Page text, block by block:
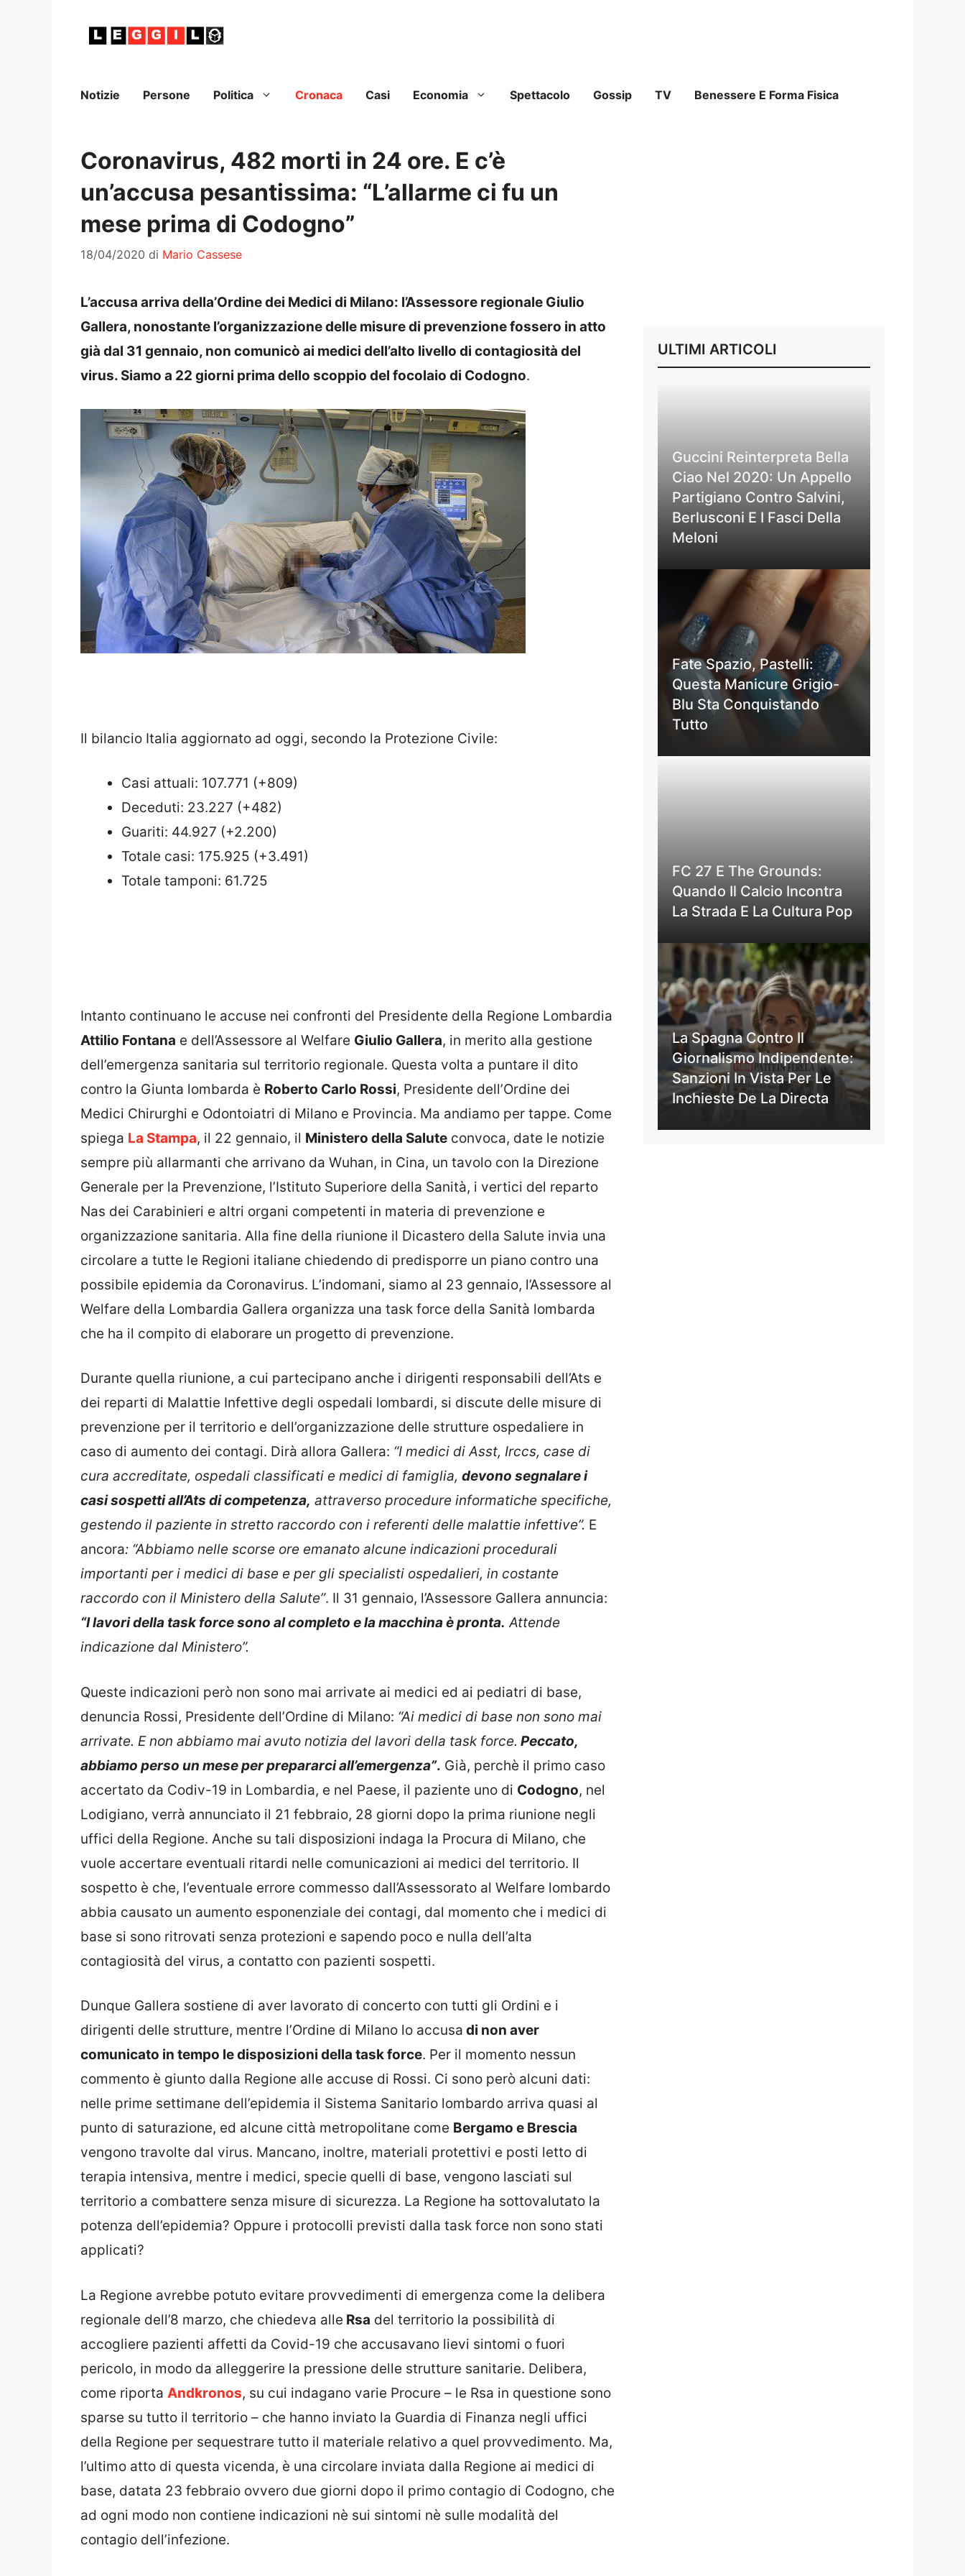
Notizie Persone Politica Cronaca Casi Economia Spettacolo Gossip TV Benessere E Forma Fisica
Coronavirus, 482 morti in 24 ore. E c’è
un’accusa pesantissima: “L’allarme ci fu un
mese prima di Codogno”
18/04/2020 di Mario Cassese
L’accusa arriva della’Ordine dei Medici di Milano: l’Assessore regionale Giulio
Gallera, nonostante l’organizzazione delle misure di prevenzione fossero in atto
già dal 31 gennaio, non comunicò ai medici dell’alto livello di contagiosità del
virus. Siamo a 22 giorni prima dello scoppio del focolaio di Codogno.
Il bilancio Italia aggiornato ad oggi, secondo la Protezione Civile:
Casi attuali: 107.771 (+809)
Deceduti: 23.227 (+482)
Guariti: 44.927 (+2.200)
Totale casi: 175.925 (+3.491)
Totale tamponi: 61.725
Intanto continuano le accuse nei confronti del Presidente della Regione Lombardia
Attilio Fontana e dell’Assessore al Welfare Giulio Gallera, in merito alla gestione
dell’emergenza sanitaria sul territorio regionale. Questa volta a puntare il dito
contro la Giunta lombarda è Roberto Carlo Rossi, Presidente dell’Ordine dei
Medici Chirurghi e Odontoiatri di Milano e Provincia. Ma andiamo per tappe. Come
spiega La Stampa, il 22 gennaio, il Ministero della Salute convoca, date le notizie
sempre più allarmanti che arrivano da Wuhan, in Cina, un tavolo con la Direzione
Generale per la Prevenzione, l’Istituto Superiore della Sanità, i vertici del reparto
Nas dei Carabinieri e altri organi competenti in materia di prevenzione e
organizzazione sanitaria. Alla fine della riunione il Dicastero della Salute invia una
circolare a tutte le Regioni italiane chiedendo di predisporre un piano contro una
possibile epidemia da Coronavirus. L’indomani, siamo al 23 gennaio, l’Assessore al
Welfare della Lombardia Gallera organizza una task force della Sanità lombarda
che ha il compito di elaborare un progetto di prevenzione.
Durante quella riunione, a cui partecipano anche i dirigenti responsabili dell’Ats e
dei reparti di Malattie Infettive degli ospedali lombardi, si discute delle misure di
prevenzione per il territorio e dell’organizzazione delle strutture ospedaliere in
caso di aumento dei contagi. Dirà allora Gallera: “I medici di Asst, Irccs, case di
cura accreditate, ospedali classificati e medici di famiglia, devono segnalare i
casi sospetti all’Ats di competenza, attraverso procedure informatiche specifiche,
gestendo il paziente in stretto raccordo con i referenti delle malattie infettive”. E
ancora: “Abbiamo nelle scorse ore emanato alcune indicazioni procedurali
importanti per i medici di base e per gli specialisti ospedalieri, in costante
raccordo con il Ministero della Salute”. Il 31 gennaio, l’Assessore Gallera annuncia:
“I lavori della task force sono al completo e la macchina è pronta. Attende
indicazione dal Ministero”.
Queste indicazioni però non sono mai arrivate ai medici ed ai pediatri di base,
denuncia Rossi, Presidente dell’Ordine di Milano: “Ai medici di base non sono mai
arrivate. E non abbiamo mai avuto notizia del lavori della task force. Peccato,
abbiamo perso un mese per prepararci all’emergenza”. Già, perchè il primo caso
accertato da Codiv-19 in Lombardia, e nel Paese, il paziente uno di Codogno, nel
Lodigiano, verrà annunciato il 21 febbraio, 28 giorni dopo la prima riunione negli
uffici della Regione. Anche su tali disposizioni indaga la Procura di Milano, che
vuole accertare eventuali ritardi nelle comunicazioni ai medici del territorio. Il
sospetto è che, l’eventuale errore commesso dall’Assessorato al Welfare lombardo
abbia causato un aumento esponenziale dei contagi, dal momento che i medici di
base si sono ritrovati senza protezioni e sapendo poco e nulla dell’alta
contagiosità del virus, a contatto con pazienti sospetti.
Dunque Gallera sostiene di aver lavorato di concerto con tutti gli Ordini e i
dirigenti delle strutture, mentre l’Ordine di Milano lo accusa di non aver
comunicato in tempo le disposizioni della task force. Per il momento nessun
commento è giunto dalla Regione alle accuse di Rossi. Ci sono però alcuni dati:
nelle prime settimane dell’epidemia il Sistema Sanitario lombardo arriva quasi al
punto di saturazione, ed alcune città metropolitane come Bergamo e Brescia
vengono travolte dal virus. Mancano, inoltre, materiali protettivi e posti letto di
terapia intensiva, mentre i medici, specie quelli di base, vengono lasciati sul
territorio a combattere senza misure di sicurezza. La Regione ha sottovalutato la
potenza dell’epidemia? Oppure i protocolli previsti dalla task force non sono stati
applicati?
La Regione avrebbe potuto evitare provvedimenti di emergenza come la delibera
regionale dell’8 marzo, che chiedeva alle Rsa del territorio la possibilità di
accogliere pazienti affetti da Covid-19 che accusavano lievi sintomi o fuori
pericolo, in modo da alleggerire la pressione delle strutture sanitarie. Delibera,
come riporta Andkronos, su cui indagano varie Procure – le Rsa in questione sono
sparse su tutto il territorio – che hanno inviato la Guardia di Finanza negli uffici
della Regione per sequestrare tutto il materiale relativo a quel provvedimento. Ma,
l’ultimo atto di questa vicenda, è una circolare inviata dalla Regione ai medici di
base, datata 23 febbraio ovvero due giorni dopo il primo contagio di Codogno, che
ad ogni modo non contiene indicazioni nè sui sintomi nè sulle modalità del
contagio dell’infezione.
ULTIMI ARTICOLI
Guccini Reinterpreta Bella
Ciao Nel 2020: Un Appello
Partigiano Contro Salvini,
Berlusconi E I Fasci Della
Meloni
Fate Spazio, Pastelli:
Questa Manicure Grigio-
Blu Sta Conquistando
Tutto
FC 27 E The Grounds:
Quando Il Calcio Incontra
La Strada E La Cultura Pop
La Spagna Contro Il
Giornalismo Indipendente:
Sanzioni In Vista Per Le
Inchieste De La Directa